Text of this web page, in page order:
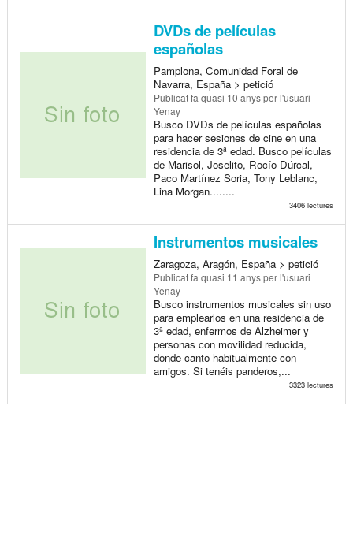
DVDs de películas
españolas
Pamplona, Comunidad Foral de
Navarra, España > petició
Publicatfa quasi 10 anysper l'usuari
Yenay
Busco DVDs de películas españolas
para hacer sesiones de cine en una
residencia de 3ª edad. Busco películas
de Marisol, Joselito, Rocío Dúrcal,
Paco Martínez Soria, Tony Leblanc,
Lina Morgan........
3406 lectures
Instrumentos musicales
Zaragoza, Aragón, España > petició
Publicatfa quasi 11 anysper l'usuari
Yenay
Busco instrumentos musicales sin uso
para emplearlos en una residencia de
3ª edad, enfermos de Alzheimer y
personas con movilidad reducida,
donde canto habitualmente con
amigos. Si tenéis panderos,...
3323 lectures